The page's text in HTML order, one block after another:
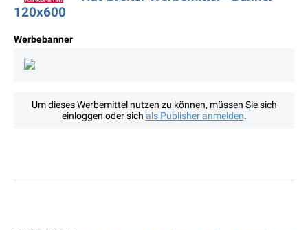
120x600
Werbebanner
Um dieses Werbemittel nutzen zu können, müssen Sie sich
einloggen oder sich als Publisher anmelden.